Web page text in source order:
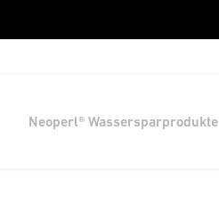
Neoperl® Wassersparprodukte